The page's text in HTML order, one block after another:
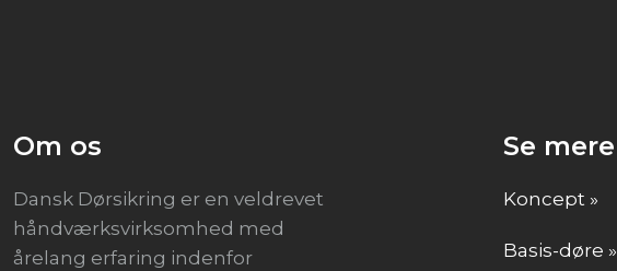
​Om os
Dansk Dørsikring er en veldrevet
håndværksvirksomhed med
årelang erfaring indenfor
Se mere
Koncept »
Basis-døre »